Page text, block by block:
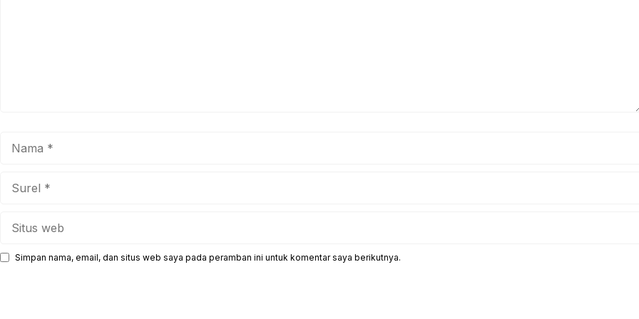
Simpan nama, email, dan situs web saya pada peramban ini untuk komentar saya berikutnya.